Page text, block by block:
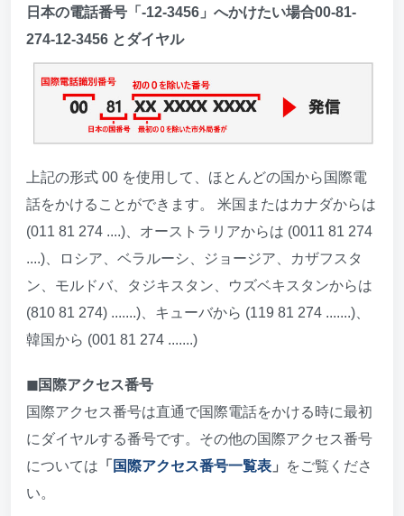
日本の電話番号「-12-3456」へかけたい場合00-81-
274-12-3456 とダイヤル
上記の形式 00 を使用して、ほとんどの国から国際電
話をかけることができます。 米国またはカナダからは
(011 81 274 ....)、オーストラリアからは (0011 81 274
....)、ロシア、ベラルーシ、ジョージア、カザフスタ
ン、モルドバ、タジキスタン、ウズベキスタンからは
(810 81 274) .......)、キューバから (119 81 274 .......)、
韓国から (001 81 274 .......)
◼︎国際アクセス番号
国際アクセス番号は直通で国際電話をかける時に最初
にダイヤルする番号です。その他の国際アクセス番号
については 「 国際アクセス番号一覧表 」
をご覧くださ
い。